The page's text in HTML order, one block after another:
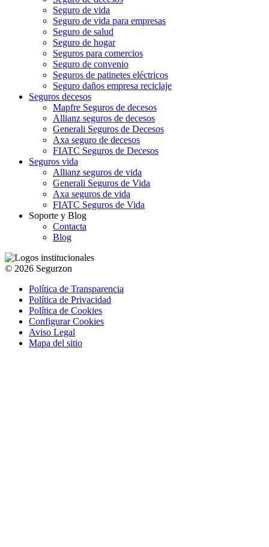
Seguro de vida
Seguro de vida para empresas
Seguro de salud
Seguro de hogar
Seguros para comercios
Seguro de convenio
Seguros de patinetes eléctricos
Seguro daños empresa reciclaje
Seguros decesos
Mapfre Seguros de decesos
Allianz seguros de decesos
Generali Seguros de Decesos
Axa seguro de decesos
FIATC Seguros de Decesos
Seguros vida
Allianz seguros de vida
Generali Seguros de Vida
Axa seguros de vida
FIATC Seguros de Vida
Soporte y Blog
Contacta
Blog
© 2026 Segurzon
Política de Transparencia
Política de Privacidad
Política de Cookies
Configurar Cookies
Aviso Legal
Mapa del sitio